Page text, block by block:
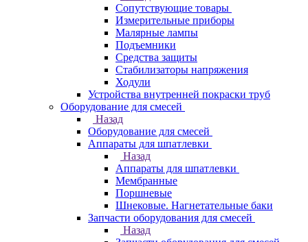
Сопутствующие товары
Измерительные приборы
Малярные лампы
Подъемники
Средства защиты
Стабилизаторы напряжения
Ходули
Устройства внутренней покраски труб
Оборудование для смесей
Назад
Оборудование для смесей
Аппараты для шпатлевки
Назад
Аппараты для шпатлевки
Мембранные
Поршневые
Шнековые. Нагнетательные баки
Запчасти оборудования для смесей
Назад